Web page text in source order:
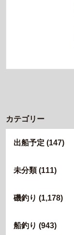
カテゴリー
出船予定 (147)
未分類(111)
磯釣り (1,178)
船釣り (943)